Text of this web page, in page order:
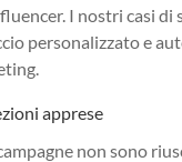
I nostri casi
personalizzato e
apprese
non sono